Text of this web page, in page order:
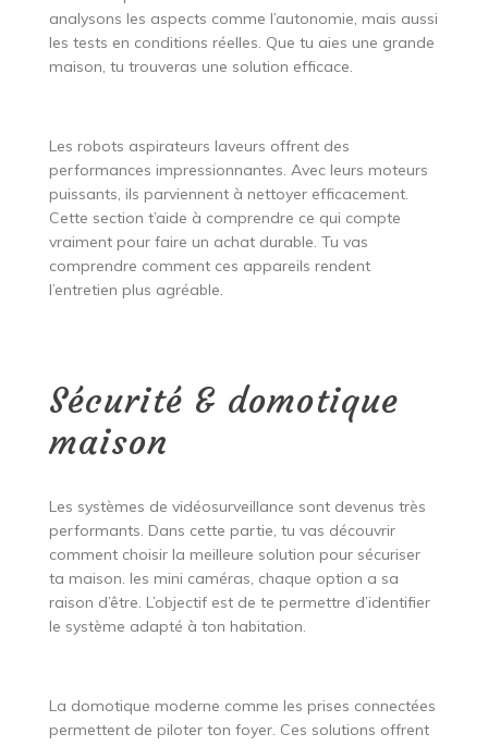
analysons les aspects comme l’autonomie, mais aussi
les tests en conditions réelles. Que tu aies une grande
maison, tu trouveras une solution efficace.
Les robots aspirateurs laveurs offrent des
performances impressionnantes. Avec leurs moteurs
puissants, ils parviennent à nettoyer efficacement.
Cette section t’aide à comprendre ce qui compte
vraiment pour faire un achat durable. Tu vas
comprendre comment ces appareils rendent
l’entretien plus agréable.
Sécurité & domotique
maison
Les systèmes de vidéosurveillance sont devenus très
performants. Dans cette partie, tu vas découvrir
comment choisir la meilleure solution pour sécuriser
ta maison. les mini caméras, chaque option a sa
raison d’être. L’objectif est de te permettre d’identifier
le système adapté à ton habitation.
La domotique moderne comme les prises connectées
permettent de piloter ton foyer. Ces solutions offrent